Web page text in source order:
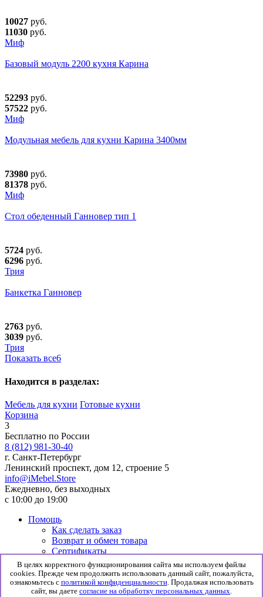
10027 руб.
11030 руб.
Миф
Базовый модуль 2200 кухня Карина
52293 руб.
57522 руб.
Миф
Модульная мебель для кухни Карина 3400мм
73980 руб.
81378 руб.
Миф
Стол обеденный Ганновер тип 1
5724 руб.
6296 руб.
Трия
Банкетка Ганновер
2763 руб.
3039 руб.
Трия
Показать все6
Находится в разделах:
Мебель для кухни Готовые кухни
Корзина
3
Бесплатно по России
8 (812) 981-30-40
г. Санкт-Петербург
Ленинский проспект, дом 12, строение 5
info@iMebel.Store
Ежедневно, без выходных
с 10:00 до 19:00
Помощь
Как сделать заказ
Возврат и обмен товара
Сертификаты
Информация
Гарантия
Доставка и сборка
Политика конфиденциальности
В целях корректного функционирования сайта мы используем файлы
cookies. Прежде чем продолжить использовать данный сайт, пожалуйста,
ознакомьтесь с политикой конфиденциальности. Продалжая использовать
сайт, вы даете согласие на обработку персональных данных.